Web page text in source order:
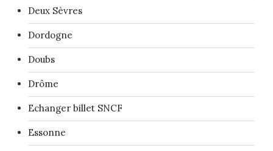
Deux Sèvres
Dordogne
Doubs
Drôme
Echanger billet SNCF
Essonne